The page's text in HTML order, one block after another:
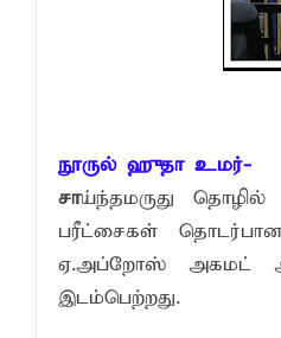
எச்சரிக்கை!
என்னால்
நூருல் ஹுதா உமர்-
சாய்ந்தமருது
பரீட்சைகள்
ஏ.அப்றோஸ் அகமட்
இடம்பெற்றது.